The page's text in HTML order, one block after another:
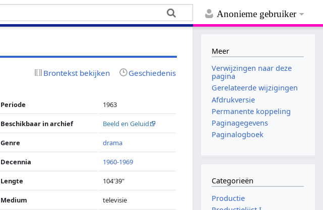
Anonieme gebruiker
Brontekst bekijken Geschiedenis
Periode 1963
Beschikbaar in archief Beeld en Geluid
Genre drama
Decennia 1960-1969
Lengte 104'39"
Medium televisie
Meer
Verwijzingen naar deze
pagina
Gerelateerde wijzigingen
Afdrukversie
Permanente koppeling
Paginagegevens
Paginalogboek
Categorieën
Productie